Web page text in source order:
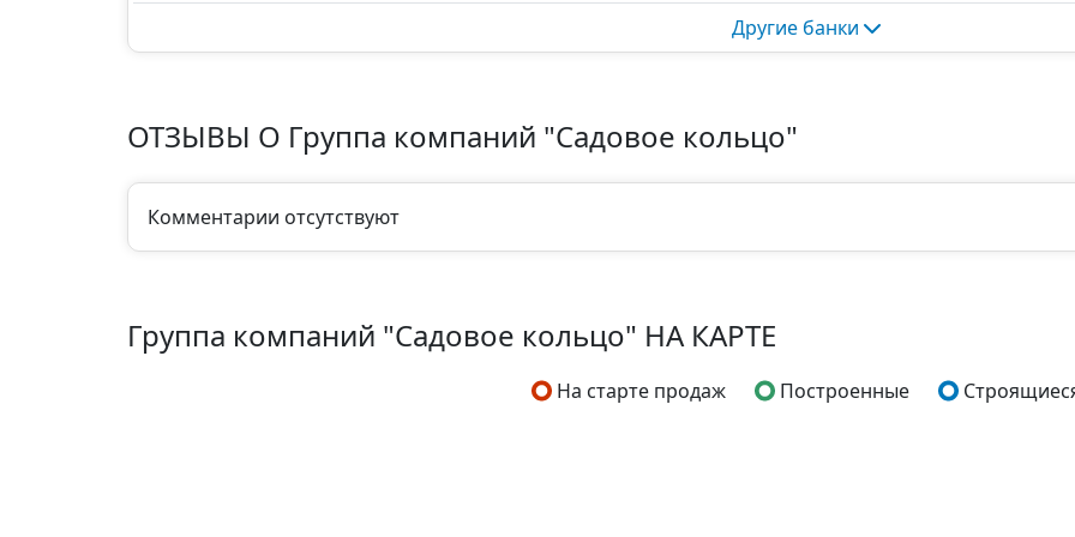
Другие банки
ОТЗЫВЫ О Группа компаний "Садовое кольцо"
Комментарии отсутствуют
Группа компаний "Садовое кольцо" НА КАРТЕ
На старте продаж Построенные